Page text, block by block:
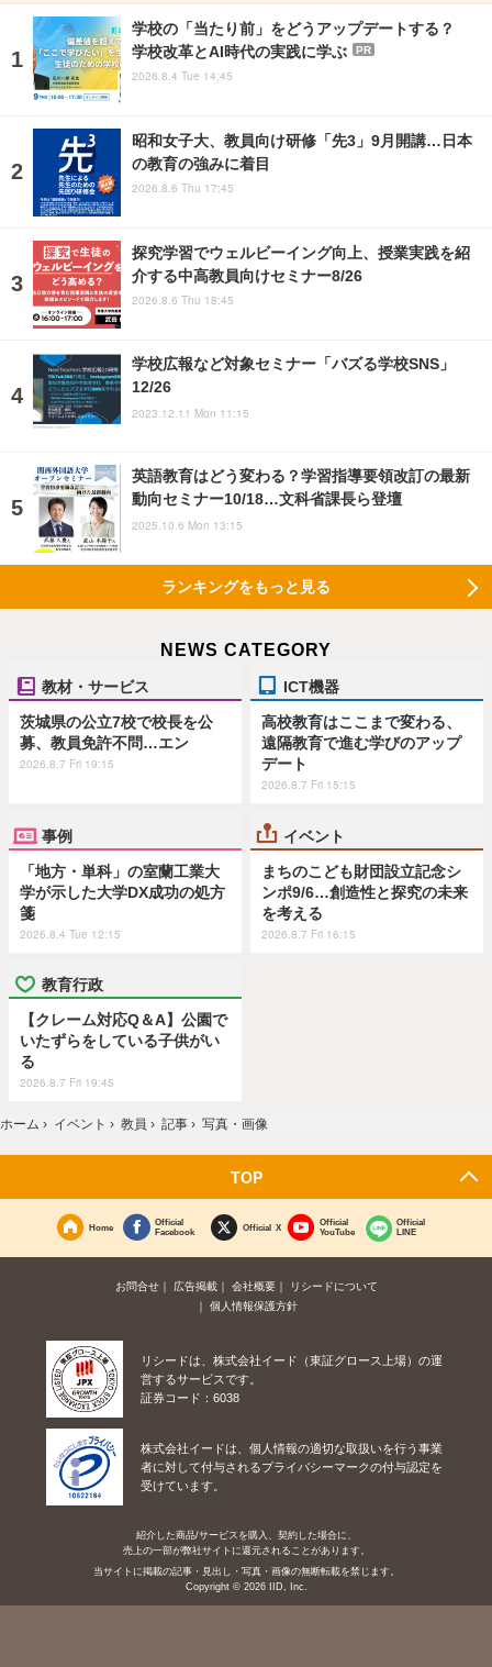
学校の「当たり前」をどうアップデートする？
学校改革とAI時代の実践に学ぶ
PR
2026.8.4 Tue 14:45
昭和女子大、教員向け研修「先3」9月開講…日本
の教育の強みに着目
2026.8.6 Thu 17:45
探究学習でウェルビーイング向上、授業実践を紹
介する中高教員向けセミナー8/26
2026.8.6 Thu 18:45
学校広報など対象セミナー「バズる学校SNS」
12/26
2023.12.11 Mon 11:15
英語教育はどう変わる？学習指導要領改訂の最新
動向セミナー10/18…文科省課長ら登壇
2025.10.6 Mon 13:15
ランキングをもっと見る
NEWS CATEGORY
教材・サービス
茨城県の公立7校で校長を公
募、教員免許不問…エン
2026.8.7 Fri 19:15
ICT機器
高校教育はここまで変わる、
遠隔教育で進む学びのアップ
デート
2026.8.7 Fri 15:15
事例
「地方・単科」の室蘭工業大
学が示した大学DX成功の処方
箋
2026.8.4 Tue 12:15
イベント
まちのこども財団設立記念シ
ンポ9/6…創造性と探究の未来
を考える
2026.8.7 Fri 16:15
教育行政
【クレーム対応Q＆A】公園で
いたずらをしている子供がい
る
2026.8.7 Fri 19:45
ホーム › イベント › 教員 › 記事 › 写真・画像
TOP
Home
Official
Facebook
Official X
Official
YouTube
Official
LINE
お問合せ 広告掲載 会社概要
リシードについて
個人情報保護方針
リシードは、株式会社イード（東証グロース上場）の運
営するサービスです。
証券コード：6038
株式会社イードは、個人情報の適切な取扱いを行う事業
者に対して付与されるプライバシーマークの付与認定を
受けています。
紹介した商品/サービスを購入、契約した場合に、
売上の一部が弊社サイトに還元されることがあります。
当サイトに掲載の記事・見出し・写真・画像の無断転載を禁じます。
Copyright © 2026 IID, Inc.